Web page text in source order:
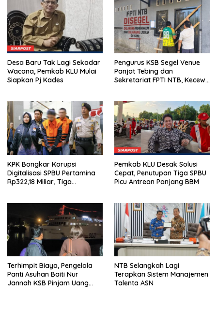
Desa Baru Tak Lagi Sekadar
Wacana, Pemkab KLU Mulai
Siapkan Pj Kades
Pengurus KSB Segel Venue
Panjat Tebing dan
Sekretariat FPTI NTB, Kecewa
KPK Bongkar Korupsi
Digitalisasi SPBU Pertamina
Rp322,18 Miliar, Tiga
Pemkab KLU Desak Solusi
Cepat, Penutupan Tiga SPBU
Picu Antrean Panjang BBM
Terhimpit Biaya, Pengelola
Panti Asuhan Baiti Nur
Jannah KSB Pinjam Uang
NTB Selangkah Lagi
Terapkan Sistem Manajemen
Talenta ASN